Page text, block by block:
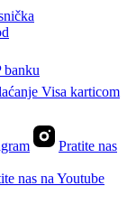
banku
Visa karticom
Pratite nas
nas na Youtube